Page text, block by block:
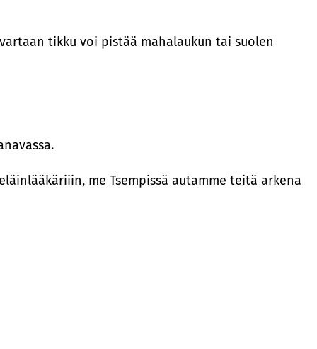
tikku voi pistää mahalaukun tai suolen
me Tsempissä autamme teitä arkena